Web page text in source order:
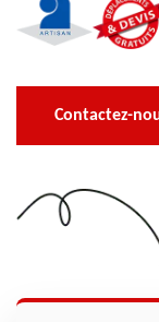
Contactez-